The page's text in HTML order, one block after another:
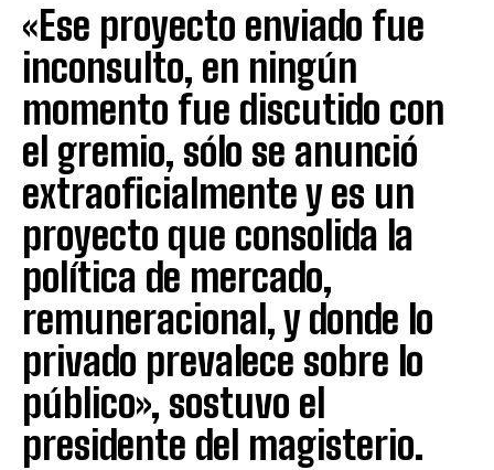
«Ese proyecto enviado fue
inconsulto, en ningún
momento fue discutido con
el gremio, sólo se anunció
extraoficialmente y es un
proyecto que consolida la
política de mercado,
remuneracional, y donde lo
privado prevalece sobre lo
público», sostuvo el
presidente del magisterio.